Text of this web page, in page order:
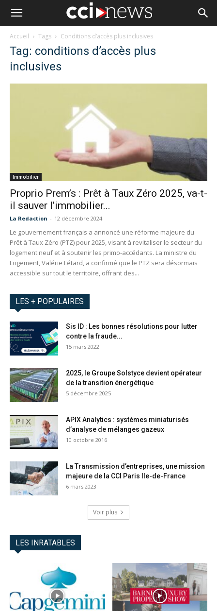
Accueil Tags Conditions d’accès plus inclusives
Tag: conditions d’accès plus
inclusives
Immobilier
Proprio Prem’s : Prêt à Taux Zéro 2025, va-t-
il sauver l’immobilier...
La Redaction - 12 décembre 2024
Le gouvernement français a annoncé une réforme majeure du
Prêt à Taux Zéro (PTZ) pour 2025, visant à revitaliser le secteur du
logement neuf et à soutenir les primo-accédants. La ministre du
Logement, Valérie Létard, a confirmé que le PTZ sera désormais
accessible sur tout le territoire, offrant des...
LES + POPULAIRES
Sis ID : Les bonnes résolutions pour lutter
contre la fraude...
15 mars 2022
2025, le Groupe Solstyce devient opérateur
de la transition énergétique
5 décembre 2025
APIX Analytics : systèmes miniaturisés
d’analyse de mélanges gazeux
10 octobre 2016
La Transmission d’entreprises, une mission
majeure de la CCI Paris Ile-de-France
6 mars 2023
Voir plus
LES INRATABLES